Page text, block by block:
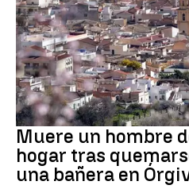
andalucía
Muere un hombre
hogar tras
una bañera en